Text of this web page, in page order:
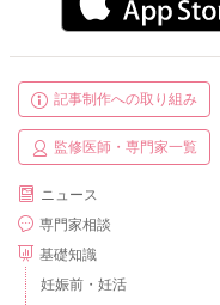
記事制作への取り組み
監修医師・専門家一覧
ニュース
専門家相談
基礎知識
妊娠前・妊活